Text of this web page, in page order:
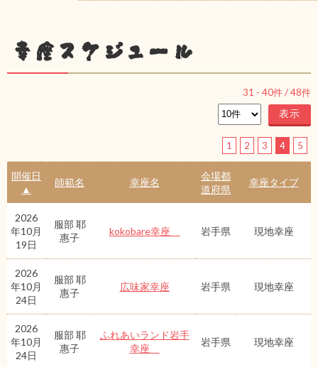
幸座スケジュール
31 - 40件 /48件
1 2 3 4 5
開催日
▲
師範名 幸座名
会場都
道府県
幸座タイプ
2026
年10月
19日
服部 耶
惠子
kokobare幸座 岩手県 現地幸座
2026
年10月
24日
服部 耶
惠子
広味家幸座 岩手県 現地幸座
2026
年10月
24日
服部 耶
惠子
ふれあいランド岩手
幸座
岩手県 現地幸座